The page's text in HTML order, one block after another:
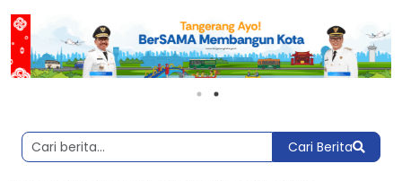
Cari Berita